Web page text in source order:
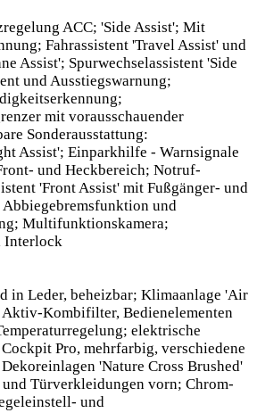
ACC; 'Side Assist'; Mit
Fahrassistent 'Travel Assist' und
Assist'; Spurwechselassistent 'Side
und Ausstiegswarnung;
mit vorausschauender
Sonderausstattung:
Assist'; Einparkhilfe - Warnsignale
und Heckbereich; Notruf-
'Front Assist' mit Fußgänger- und
und
Multifunktionskamera;
Interlock
in Leder, beheizbar; Klimaanlage 'Air
Kombifilter, Bedienelementen
elektrische
Pro, mehrfarbig, verschiedene
'Nature Cross Brushed'
Türverkleidungen vorn; Chrom-
und